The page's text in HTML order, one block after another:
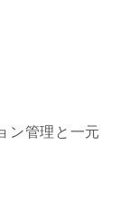
ン管理と一元